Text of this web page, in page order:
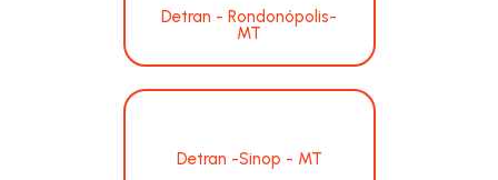
Detran - Rondonópolis-
MT
Detran -Sinop - MT